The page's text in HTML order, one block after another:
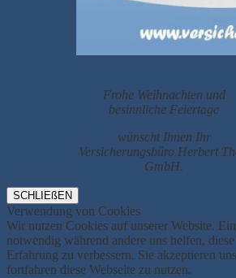
Frohe Weihnachten und
besinnliche Feiertage
wünscht Ihnen Ihr
Versicherungsbüro Herbert
GmbH.
SCHLIEßEN
Verwendung von Cookies
Wir nutzen Cookies auf unserer Website.
notwendig während andere uns helfen,
Erfahrung zu verbessern. Sie akzeptieren
fortfahren diese Webseite zu nutzen.